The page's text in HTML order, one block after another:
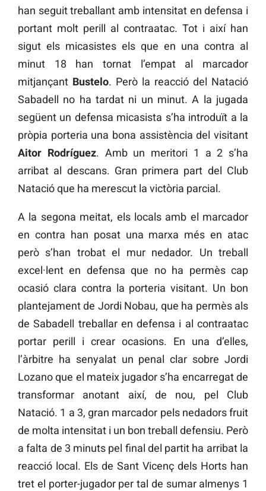
han seguit treballant amb intensitat en defensa i
portant molt perill al contraatac. Tot i així han
sigut els micasistes els que en una contra al
minut 18 han tornat l’empat al marcador
mitjançant Bustelo. Però la reacció del Natació
Sabadell no ha tardat ni un minut. A la jugada
següent un defensa micasista s’ha introduït a la
pròpia porteria una bona assistència del visitant
Aitor Rodríguez. Amb un meritori 1 a 2 s’ha
arribat al descans. Gran primera part del Club
Natació que ha merescut la victòria parcial.
A la segona meitat, els locals amb el marcador
en contra han posat una marxa més en atac
però s’han trobat el mur nedador. Un treball
excel·lent en defensa que no ha permès cap
ocasió clara contra la porteria visitant. Un bon
plantejament de Jordi Nobau, que ha permès als
de Sabadell treballar en defensa i al contraatac
portar perill i crear ocasions. En una d’elles,
l’àrbitre ha senyalat un penal clar sobre Jordi
Lozano que el mateix jugador s’ha encarregat de
transformar anotant així, de nou, pel Club
Natació. 1 a 3, gran marcador pels nedadors fruit
de molta intensitat i un bon treball defensiu. Però
a falta de 3 minuts pel final del partit ha arribat la
reacció local. Els de Sant Vicenç dels Horts han
tret el porter-jugador per tal de sumar almenys 1